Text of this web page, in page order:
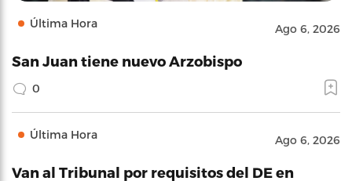
Última Hora Ago 6, 2026
San Juan tiene nuevo Arzobispo
0
Última Hora Ago 6, 2026
Van al Tribunal por requisitos del DE en